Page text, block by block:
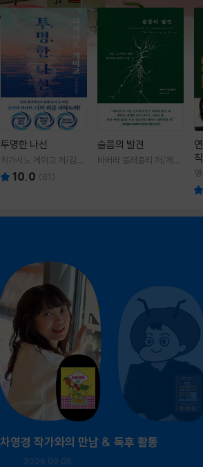
투명한 나선
히가시노 게이고 저/김선
영 역10.0 (61 )
슬픔의 발견
바버라 블래츨리 저/제효
칙
차영경 작가와의 만남 & 독후 활동
2026.09.05.